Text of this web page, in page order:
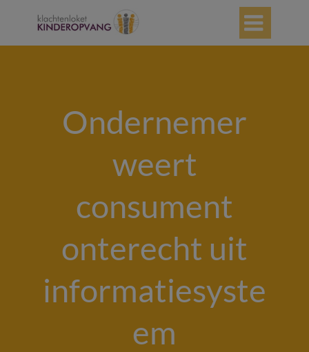

Ondernemer
weert
consument
onterecht uit
informatiesyste
em